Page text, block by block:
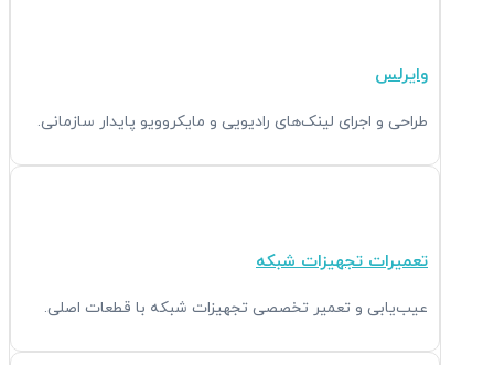
وایرلس
طراحی و اجرای لینک‌های رادیویی و مایکروویو پایدار سازمانی.
تعمیرات تجهیزات شبکه
عیب‌یابی و تعمیر تخصصی تجهیزات شبکه با قطعات اصلی.